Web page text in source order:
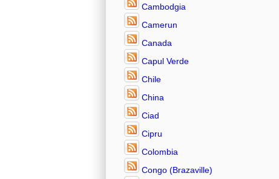
Cambodgia
Camerun
Canada
Capul Verde
Chile
China
Ciad
Cipru
Colombia
Congo (Brazaville)